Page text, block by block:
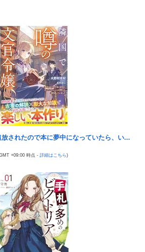
のせいで史上初のマイナスキャッシュ
顧問に楽器買えって言われた」親「いく
さん射殺映像が公開される。当然のよう
発覚
を貯めすぎた。自分が死ぬことを想定し
ェーン「ペクスダバン」が日本初上陸→東
プン
鍵が空いているコインロッカーが散見、
、地震発生から6時間以内に設置した
ｗｗｗ
んのママ、限界を迎える「もう無理。普
通の子育てをしたい。」
正論「エアコンスプレーなんて使わない
ぼち終わらせてる人増えてるけど、終わ
ん 他
ェーン「ペクスダバン」が日本初上陸→東
プン
鍵が空いているコインロッカーが散見、
中を確認してみると……
バスローブ＆喫煙スタイルで対応してし
なで大家さん」→実態は2881億円の債務
記録！3得点に絡む活躍で海外絶賛！【海
英プレミア・クリスタルパレス加入が正式
メイトに
面白いA+ARTがたくさんあって楽しかっ
されたので本に夢中になっていたら、い...
+09:00 時点 - 詳細はこちら)